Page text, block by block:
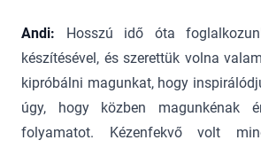
Andi: Hosszú idő óta
készítésével, és szerettük volna
kipróbálni magunkat, hogy
úgy, hogy közben magunkénak
folyamatot. Kézenfekvő volt